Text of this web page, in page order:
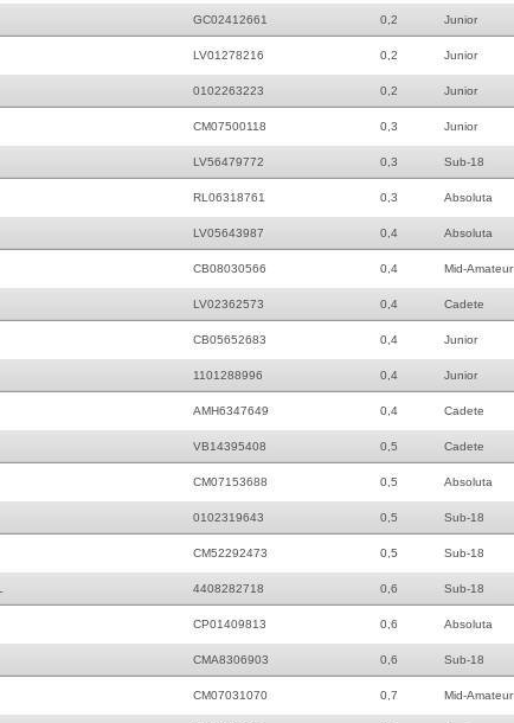
GC02412661 0,2 Junior
LV01278216 0,2 Junior
0102263223 0,2 Junior
CM07500118 0,3 Junior
LV56479772 0,3 Sub-18
RL06318761 0,3 Absoluta
LV05643987 0,4 Absoluta
CB08030566 0,4 Mid-Amateur
LV02362573 0,4 Cadete
CB05652683 0,4 Junior
1101288996 0,4 Junior
AMH6347649 0,4 Cadete
VB14395408 0,5 Cadete
CM07153688 0,5 Absoluta
0102319643 0,5 Sub-18
CM52292473 0,5 Sub-18
4408282718 0,6 Sub-18
CP01409813 0,6 Absoluta
CMA8306903 0,6 Sub-18
CM07031070 0,7 Mid-Amateur